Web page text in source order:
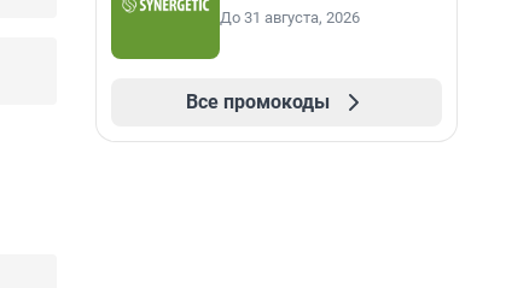
До 31 августа, 2026
Все промокоды